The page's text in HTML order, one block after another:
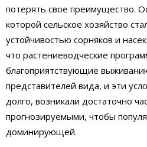
потерять свое преимущество.
которой сельское хозяйство
устойчивостью сорняков и
что растениеводческие
благоприятствующие
представителей вида, и эти
долго, возникали достаточно
прогнозируемыми, чтобы
доминирующей.